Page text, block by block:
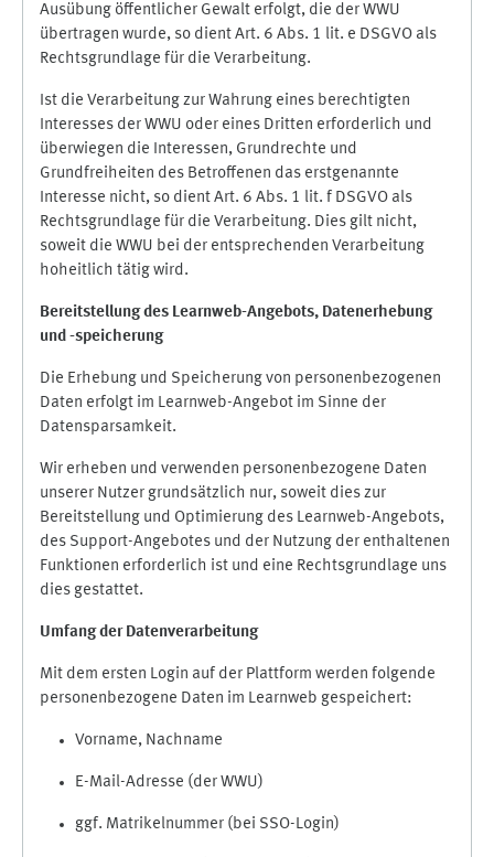
Ausübung öffentlicher Gewalt erfolgt, die der WWU
übertragen wurde, so dient Art. 6 Abs. 1 lit. e DSGVO als
Rechtsgrundlage für die Verarbeitung.
Ist die Verarbeitung zur Wahrung eines berechtigten
Interesses der WWU oder eines Dritten erforderlich und
überwiegen die Interessen, Grundrechte und
Grundfreiheiten des Betroffenen das erstgenannte
Interesse nicht, so dient Art. 6 Abs. 1 lit. f DSGVO als
Rechtsgrundlage für die Verarbeitung. Dies gilt nicht,
soweit die WWU bei der entsprechenden Verarbeitung
hoheitlich tätig wird.
Bereitstellung des Learnweb-Angebots, Datenerhebung
und -speicherung
Die Erhebung und Speicherung von personenbezogenen
Daten erfolgt im Learnweb-Angebot im Sinne der
Datensparsamkeit.
Wir erheben und verwenden personenbezogene Daten
unserer Nutzer grundsätzlich nur, soweit dies zur
Bereitstellung und Optimierung des Learnweb-Angebots,
des Support-Angebotes und der Nutzung der enthaltenen
Funktionen erforderlich ist und eine Rechtsgrundlage uns
dies gestattet.
Umfang der Datenverarbeitung
Mit dem ersten Login auf der Plattform werden folgende
personenbezogene Daten im Learnweb gespeichert:
Vorname, Nachname
E-Mail-Adresse (der WWU)
ggf. Matrikelnummer (bei SSO-Login)